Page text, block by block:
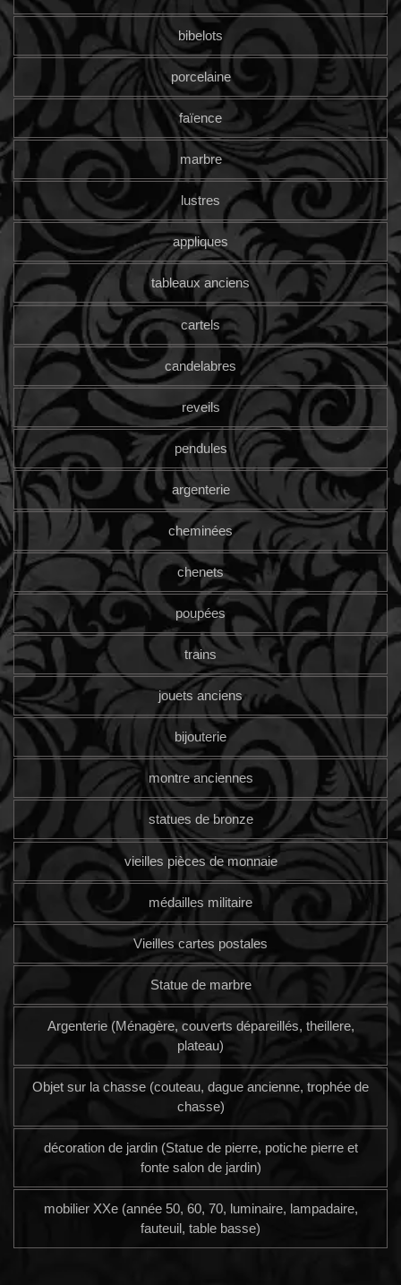
bibelots
porcelaine
faïence
marbre
lustres
appliques
tableaux anciens
cartels
candelabres
reveils
pendules
argenterie
cheminées
chenets
poupées
trains
jouets anciens
bijouterie
montre anciennes
statues de bronze
vieilles pièces de monnaie
médailles militaire
Vieilles cartes postales
Statue de marbre
Argenterie (Ménagère, couverts dépareillés, theillere,
plateau)
Objet sur la chasse (couteau, dague ancienne, trophée de
chasse)
décoration de jardin (Statue de pierre, potiche pierre et
fonte salon de jardin)
mobilier XXe (année 50, 60, 70, luminaire, lampadaire,
fauteuil, table basse)